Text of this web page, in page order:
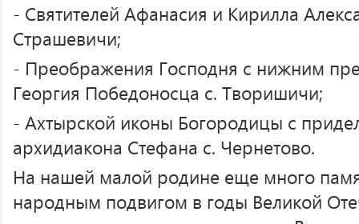
- Святителей Афанасия и Кирилла
Страшевичи;
- Преображения Господня с нижним
Георгия Победоносца с. Творишичи;
- Ахтырской иконы Богородицы с
архидиакона Стефана с. Чернетово.
На нашей малой родине еще много
народным подвигом в годы Великой